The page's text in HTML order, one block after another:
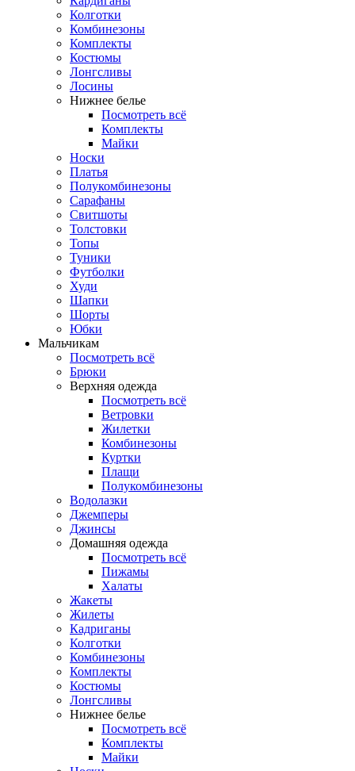
Колготки
Комбинезоны
Комплекты
Костюмы
Лонгсливы
Лосины
Нижнее белье
Посмотреть всё
Комплекты
Майки
Носки
Платья
Полукомбинезоны
Сарафаны
Свитшоты
Толстовки
Топы
Туники
Футболки
Худи
Шапки
Шорты
Юбки
Мальчикам
Посмотреть всё
Брюки
Верхняя одежда
Посмотреть всё
Ветровки
Жилетки
Комбинезоны
Куртки
Плащи
Полукомбинезоны
Водолазки
Джемперы
Джинсы
Домашняя одежда
Посмотреть всё
Пижамы
Халаты
Жакеты
Жилеты
Кадриганы
Колготки
Комбинезоны
Комплекты
Костюмы
Лонгсливы
Нижнее белье
Посмотреть всё
Комплекты
Майки